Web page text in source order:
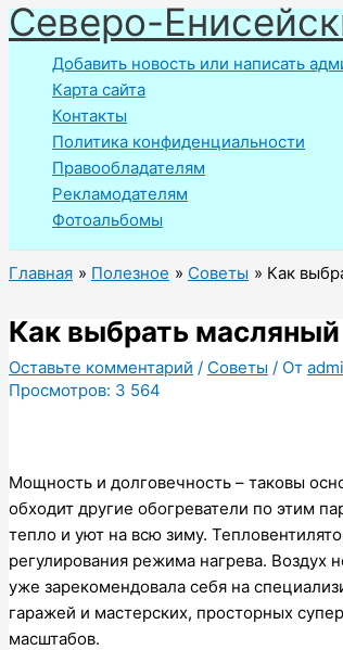
Перейти
к
содержимому
Северо-
Добавить новость или написать
Карта сайта
Контакты
Политика конфиденциальности
Правообладателям
Рекламодателям
Фотоальбомы
Главная Полезное Советы Как
Как выбрать
Оставьте комментарий / Советы / От
Просмотров: 3 564
Мощность и долговечность – таковы
обходит другие обогреватели по этим
тепло и уют на всю зиму.
регулирования режима нагрева. Воздух
уже зарекомендовала себя на
гаражей и мастерских, просторных
масштабов.